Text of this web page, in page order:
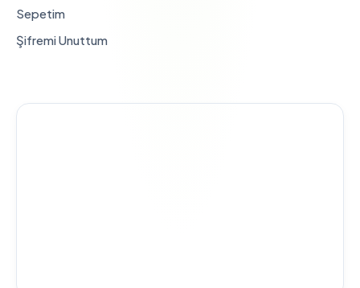
Sepetim
Şifremi Unuttum